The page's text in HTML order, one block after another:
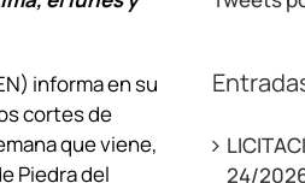
informa en su
cortes de
que viene,
Piedra del
24/